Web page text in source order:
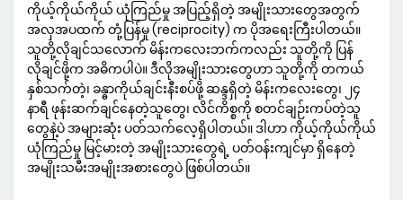
ကိုယ့်ကိုယ်ကိုယ် ယုံကြည်မှု အပြည့်ရှိတဲ့ အမျိုးသားတွေအတွက်
အလှအပထက် တုံ့ပြန်မှု (reciprocity) က ပိုအရေးကြီးပါတယ်။
သူတို့လိုချင်သလောက် မိန်းကလေးဘက်ကလည်း သူတို့ကို ပြန်
လိုချင်ဖို့က အဓိကပါပဲ။ ဒီလိုအမျိုးသားတွေဟာ သူတို့ကို တကယ်
နှစ်သက်တဲ့၊ ခန္ဓာကိုယ်ချင်းနီးစပ်ဖို့ ဆန္ဒရှိတဲ့ မိန်းကလေးတွေ၊ ၂၄
နာရီ ဖုန်းဆက်ချင်နေတဲ့သူတွေ၊ လိင်ကိစ္စကို စတင်ချဉ်းကပ်တဲ့သူ
တွေနဲ့ပဲ အများဆုံး ပတ်သက်လေ့ရှိပါတယ်။ ဒါဟာ ကိုယ့်ကိုယ်ကိုယ်
ယုံကြည်မှု မြင့်မားတဲ့ အမျိုးသားတွေရဲ့ ပတ်ဝန်းကျင်မှာ ရှိနေတဲ့
အမျိုးသမီးအမျိုးအစားတွေပဲ ဖြစ်ပါတယ်။